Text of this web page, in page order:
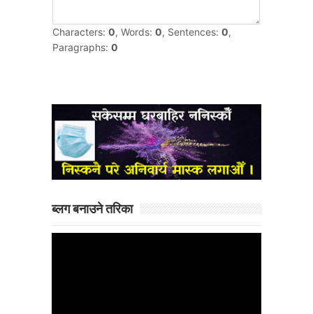
ब्लग बनाउने तरिका